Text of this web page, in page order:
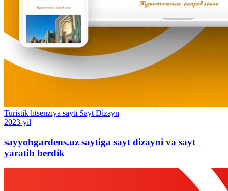
Turistik litsenziya sayti Sayt Dizayn
2023-yil
sayyohgardens.uz saytiga sayt dizayni va sayt
yaratib berdik